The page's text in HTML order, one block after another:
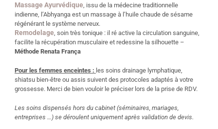
Massage Ayurvédique , issu de la médecine traditionnelle
indienne, l’Abhyanga est un massage à l’huile chaude de sésame
régénérant le système nerveux.
Remodelage , soin très tonique : il ré active la circulation sanguine,
facilite la récupération musculaire et redessine la silhouette –
Méthode Renata França
Pour les femmes enceintes : les soins drainage lymphatique,
shiatsu bien-être ou assis suivent des protocoles adaptés à votre
grossesse. Merci de bien vouloir le préciser lors de la prise de RDV.
Les soins dispensés hors du cabinet (séminaires, mariages,
entreprises …) se déroulent uniquement après validation de devis.